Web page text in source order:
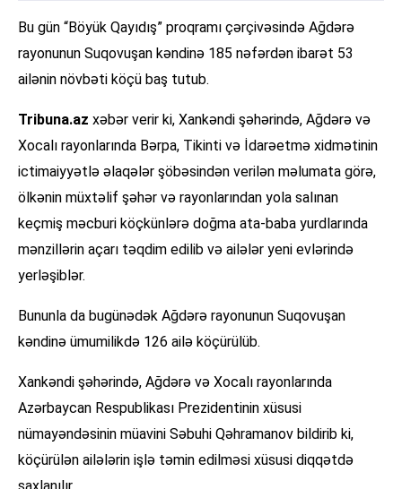
Bu gün “Böyük Qayıdış” proqramı çərçivəsində Ağdərə
rayonunun Suqovuşan kəndinə 185 nəfərdən ibarət 53
ailənin növbəti köçü baş tutub.
Tribuna.az xəbər verir ki, Xankəndi şəhərində, Ağdərə və
Xocalı rayonlarında Bərpa, Tikinti və İdarəetmə xidmətinin
ictimaiyyətlə əlaqələr şöbəsindən verilən məlumata görə,
ölkənin müxtəlif şəhər və rayonlarından yola salınan
keçmiş məcburi köçkünlərə doğma ata-baba yurdlarında
mənzillərin açarı təqdim edilib və ailələr yeni evlərində
yerləşiblər.
Bununla da bugünədək Ağdərə rayonunun Suqovuşan
kəndinə ümumilikdə 126 ailə köçürülüb.
Xankəndi şəhərində, Ağdərə və Xocalı rayonlarında
Azərbaycan Respublikası Prezidentinin xüsusi
nümayəndəsinin müavini Səbuhi Qəhramanov bildirib ki,
köçürülən ailələrin işlə təmin edilməsi xüsusi diqqətdə